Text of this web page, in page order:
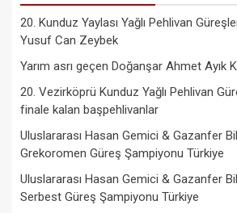
20. Kunduz Yaylası Yağlı Pehlivan
Yusuf Can Zeybek
Yarım asrı geçen Doğanşar Ahmet Ayık
20. Vezirköprü Kunduz Yağlı Pehlivan
finale kalan başpehlivanlar
Uluslararası Hasan Gemici & Gazanfer
Grekoromen Güreş Şampiyonu Türkiye
Uluslararası Hasan Gemici & Gazanfer
Serbest Güreş Şampiyonu Türkiye